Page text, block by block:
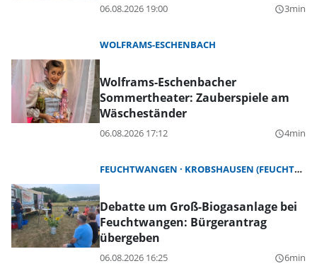
06.08.2026 19:00 query_builder3min
WOLFRAMS-ESCHENBACH
Wolframs-Eschenbacher
Sommertheater: Zauberspiele am
Wäscheständer
06.08.2026 17:12 query_builder4min
FEUCHTWANGEN KROBSHAUSEN (FEUCHTWANGEN)
Debatte um Groß-Biogasanlage bei
Feuchtwangen: Bürgerantrag
übergeben
06.08.2026 16:25 query_builder6min